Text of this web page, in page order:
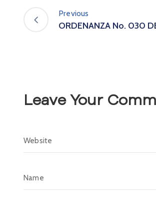
Previous
ORDENANZA No. 030
Leave Your